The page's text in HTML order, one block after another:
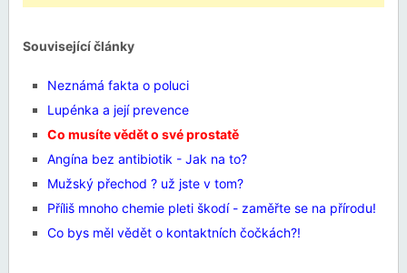
Související články
Neznámá fakta o poluci
Lupénka a její prevence
Co musíte vědět o své prostatě
Angína bez antibiotik - Jak na to?
Mužský přechod ? už jste v tom?
Příliš mnoho chemie pleti škodí - zaměřte se na přírodu!
Co bys měl vědět o kontaktních čočkách?!